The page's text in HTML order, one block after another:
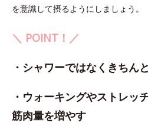
を意識して摂るようにしましょう。
＼ POINT！／
・シャワーではなくきちん
・ウォーキングやストレッ
筋肉量を増やす